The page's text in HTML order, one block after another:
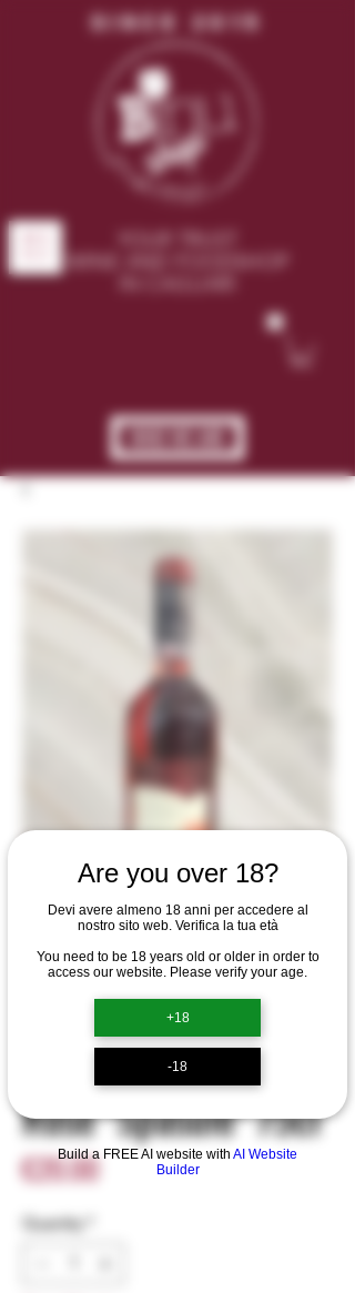
Are you over 18?
Devi avere almeno 18 anni per accedere al
nostro sito web. Verifica la tua età
You need to be 18 years old or older in order to
access our website. Please verify your age.
+18
-18
Build a FREE AI website with AI Website
Builder
SINCE 2015
WHO WE ARE
Mandrolisai Doc
Rosè "Spasulè" 75cl
€20.00Price
Quantity